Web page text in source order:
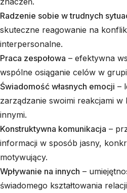
Radzenie sobie w trudnych
skuteczne reagowanie na
interpersonalne.
Praca zespołowa – efektywna
wspólne osiąganie celów w
Świadomość własnych emocji –
zarządzanie swoimi reakcjami w
innymi.
Konstruktywna komunikacja –
informacji w sposób jasny,
motywujący.
Wpływanie na innych –
świadomego kształtowania